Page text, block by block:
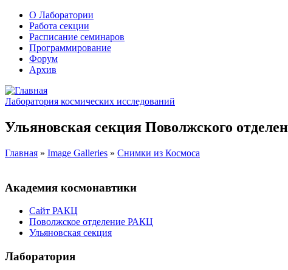
О Лаборатории
Работа секции
Расписание семинаров
Программирование
Форум
Архив
Лаборатория космических исследований
Ульяновская секция Поволжского
Главная » Image Galleries » Снимки из Космоса
Академия космонавтики
Сайт РАКЦ
Поволжское отделение РАКЦ
Ульяновская секция
Лаборатория